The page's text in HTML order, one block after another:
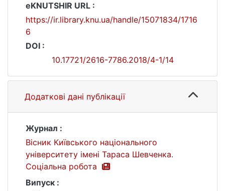
eKNUTSHIR URL :
https://ir.library.knu.ua/handle/15071834/1716
6
DOI :
10.17721/2616-7786.2018/4-1/14
Додаткові дані публікації
Журнал :
Вісник Київського національного
університету імені Тараса Шевченка.
Соціальна робота
Випуск :